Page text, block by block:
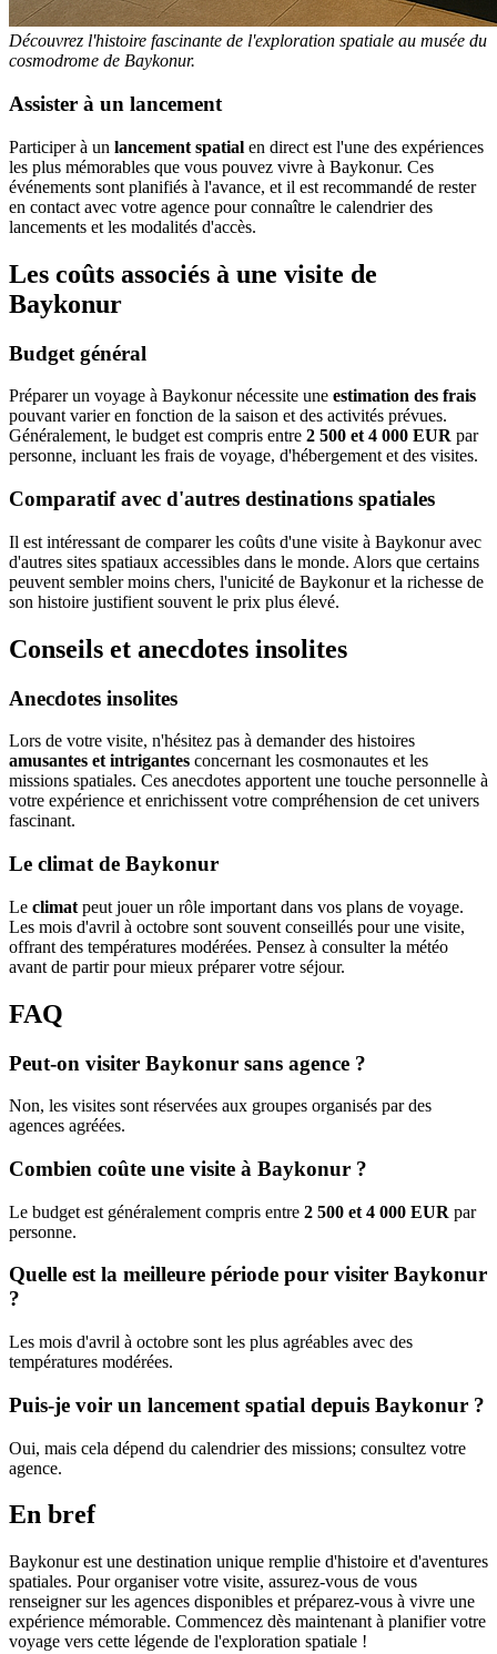
Découvrez l'histoire fascinante de l'exploration spatiale au musée du
cosmodrome de Baykonur.
Assister à un lancement
Participer à un lancement spatial en direct est l'une des expériences
les plus mémorables que vous pouvez vivre à Baykonur. Ces
événements sont planifiés à l'avance, et il est recommandé de rester
en contact avec votre agence pour connaître le calendrier des
lancements et les modalités d'accès.
Les coûts associés à une visite de
Baykonur
Budget général
Préparer un voyage à Baykonur nécessite une estimation des frais
pouvant varier en fonction de la saison et des activités prévues.
Généralement, le budget est compris entre 2 500 et 4 000 EUR par
personne, incluant les frais de voyage, d'hébergement et des visites.
Comparatif avec d'autres destinations spatiales
Il est intéressant de comparer les coûts d'une visite à Baykonur avec
d'autres sites spatiaux accessibles dans le monde. Alors que certains
peuvent sembler moins chers, l'unicité de Baykonur et la richesse de
son histoire justifient souvent le prix plus élevé.
Conseils et anecdotes insolites
Anecdotes insolites
Lors de votre visite, n'hésitez pas à demander des histoires
amusantes et intrigantes concernant les cosmonautes et les
missions spatiales. Ces anecdotes apportent une touche personnelle à
votre expérience et enrichissent votre compréhension de cet univers
fascinant.
Le climat de Baykonur
Le climat peut jouer un rôle important dans vos plans de voyage.
Les mois d'avril à octobre sont souvent conseillés pour une visite,
offrant des températures modérées. Pensez à consulter la météo
avant de partir pour mieux préparer votre séjour.
FAQ
Peut-on visiter Baykonur sans agence ?
Non, les visites sont réservées aux groupes organisés par des
agences agréées.
Combien coûte une visite à Baykonur ?
Le budget est généralement compris entre 2 500 et 4 000 EUR par
personne.
Quelle est la meilleure période pour visiter Baykonur
?
Les mois d'avril à octobre sont les plus agréables avec des
températures modérées.
Puis-je voir un lancement spatial depuis Baykonur ?
Oui, mais cela dépend du calendrier des missions; consultez votre
agence.
En bref
Baykonur est une destination unique remplie d'histoire et d'aventures
spatiales. Pour organiser votre visite, assurez-vous de vous
renseigner sur les agences disponibles et préparez-vous à vivre une
expérience mémorable. Commencez dès maintenant à planifier votre
voyage vers cette légende de l'exploration spatiale !